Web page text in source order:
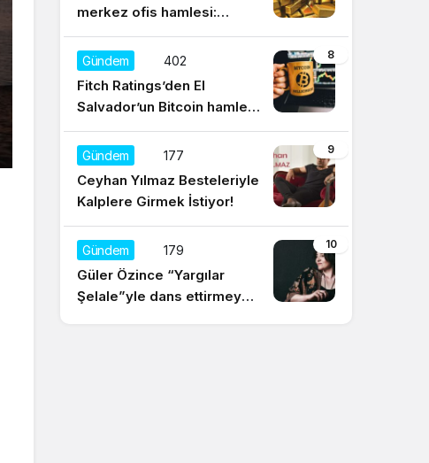
merkez ofis hamlesi:
Sürekli regülasyonları
düşünüyorum
8
Gündem 402
Fitch Ratings’den El
Salvador’un Bitcoin hamlesi
için olumsuz yorum
9
Gündem 177
Ceyhan Yılmaz Besteleriyle
Kalplere Girmek İstiyor!
10
Gündem 179
Güler Özince “Yargılar
Şelale”yle dans ettirmeye